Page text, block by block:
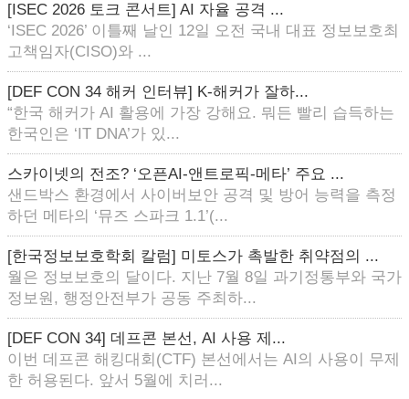
[ISEC 2026 토크 콘서트] AI 자율 공격 ...
‘ISEC 2026’ 이틀째 날인 12일 오전 국내 대표 정보보호최
고책임자(CISO)와 ...
[DEF CON 34 해커 인터뷰] K-해커가 잘하...
“한국 해커가 AI 활용에 가장 강해요. 뭐든 빨리 습득하는
한국인은 ‘IT DNA’가 있...
스카이넷의 전조? ‘오픈AI-앤트로픽-메타’ 주요 ...
샌드박스 환경에서 사이버보안 공격 및 방어 능력을 측정
하던 메타의 ‘뮤즈 스파크 1.1’(...
[한국정보보호학회 칼럼] 미토스가 촉발한 취약점의 ...
월은 정보보호의 달이다. 지난 7월 8일 과기정통부와 국가
정보원, 행정안전부가 공동 주최하...
[DEF CON 34] 데프콘 본선, AI 사용 제...
이번 데프콘 해킹대회(CTF) 본선에서는 AI의 사용이 무제
한 허용된다. 앞서 5월에 치러...